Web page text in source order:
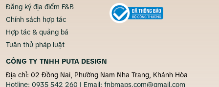
Đăng ký địa điểm F&B
Chính sách hợp tác
Hợp tác & quảng bá
Tuân thủ pháp luật
CÔNG TY TNHH PUTA DESIGN
Địa chỉ: 02 Đồng Nai, Phường Nam Nha Trang, Khánh Hòa
Hotline: 0935 542 260 | Email: fnbmaps.com@gmail.com